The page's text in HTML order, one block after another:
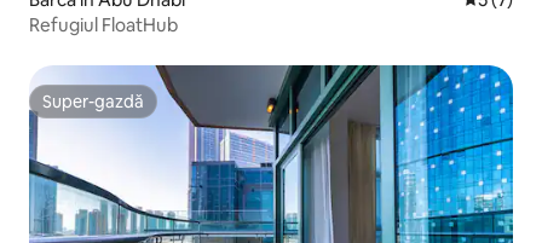
Refugiul FloatHub
Super-gazdă
Super-gazdă